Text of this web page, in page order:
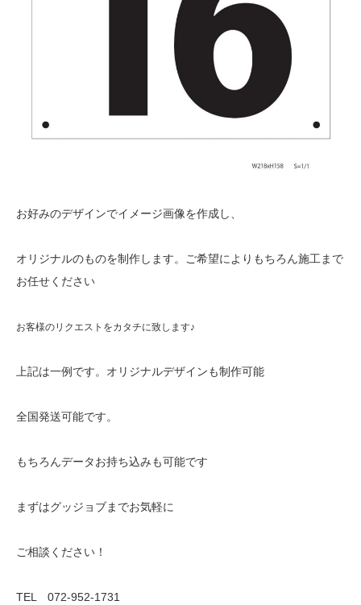
お好みのデザインでイメージ画像を作成し、
オリジナルのものを制作します。ご希望によりもちろん施工まで
お任せください
お客様のリクエストをカタチに致します♪
上記は一例です。オリジナルデザインも制作可能
全国発送可能です。
もちろんデータお持ち込みも可能です
まずはグッジョブまでお気軽に
ご相談ください！
TEL 072-952-1731